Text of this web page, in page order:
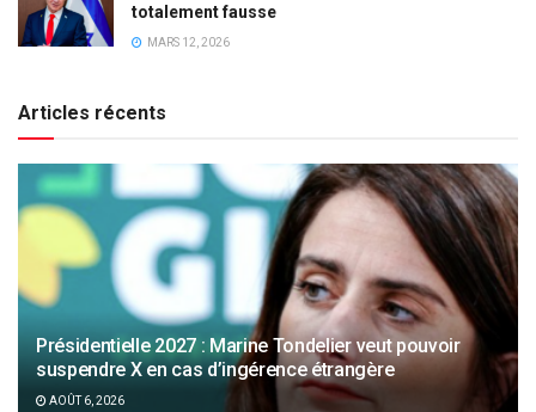
totalement fausse
MARS 12, 2026
Articles récents
Présidentielle 2027 : Marine Tondelier veut pouvoir
suspendre X en cas d’ingérence étrangère
AOÛT 6, 2026